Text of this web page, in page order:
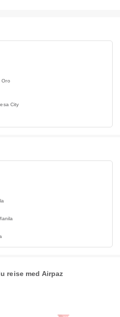
Oro
City
reise med Airpaz